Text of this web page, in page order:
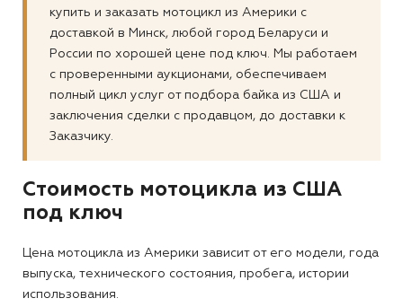
купить и заказать мотоцикл из Америки с
доставкой в Минск, любой город Беларуси и
России по хорошей цене под ключ. Мы работаем
с проверенными аукционами, обеспечиваем
полный цикл услуг от подбора байка из США и
заключения сделки с продавцом, до доставки к
Заказчику.
Стоимость мотоцикла из США
под ключ
Цена мотоцикла из Америки зависит от его модели, года
выпуска, технического состояния, пробега, истории
использования.